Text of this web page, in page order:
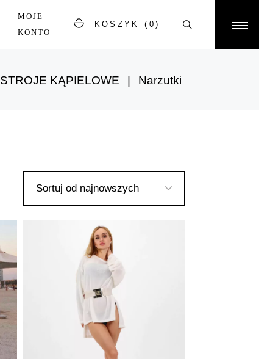
MOJE
KONTO
KOSZYK (0)
STROJE KĄPIELOWE Narzutki